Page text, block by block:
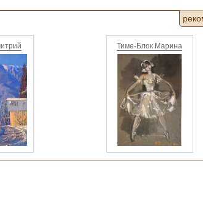
Тиме-Блок Марина